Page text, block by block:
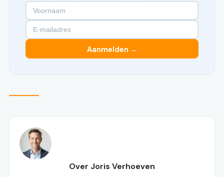
Aanmelden →
Over Joris Verhoeven